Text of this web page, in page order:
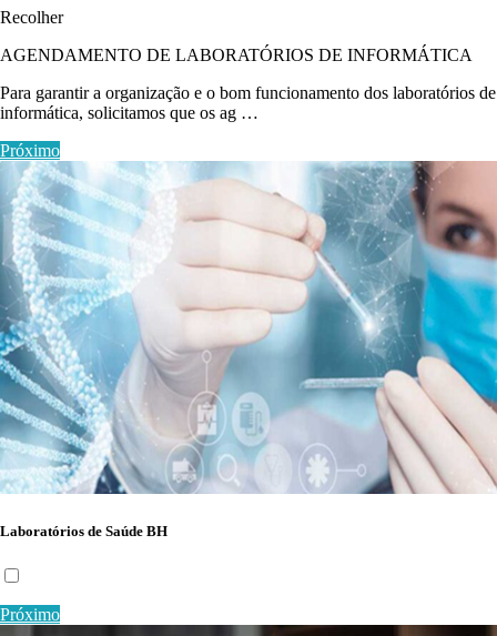
Recolher
AGENDAMENTO DE LABORATÓRIOS DE INFORMÁTICA
Para garantir a organização e o bom funcionamento dos laboratórios de
informática, solicitamos que os ag …
Próximo
Laboratórios de Saúde BH
Próximo